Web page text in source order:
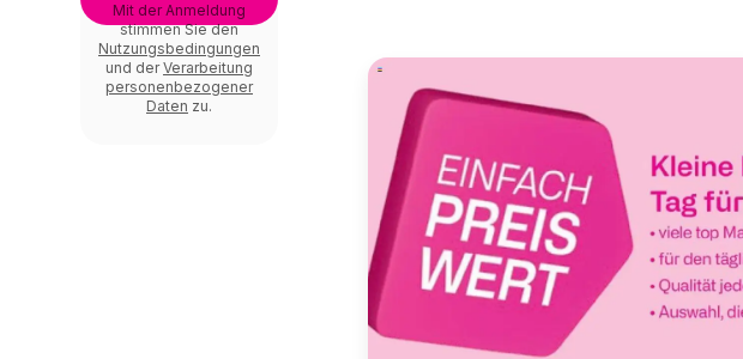
Mit der Anmeldung
stimmen Sie den
Nutzungsbedingungen
und derVerarbeitung
personenbezogener
Daten zu.